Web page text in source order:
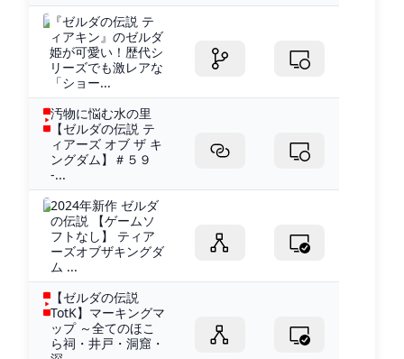
『ゼルダの伝説 テ
ィアキン』のゼルダ
姫が可愛い！歴代シ
リーズでも激レアな
「ショー...
汚物に悩む水の里
【ゼルダの伝説 テ
ィアーズ オブ ザ キ
ングダム】＃５９
-...
2024年新作 ゼルダ
の伝説 【ゲームソ
フトなし】 ティア
ーズオブザキングダ
ム ...
【ゼルダの伝説
TotK】マーキングマ
ップ ～全てのほこ
ら祠・井戸・洞窟・